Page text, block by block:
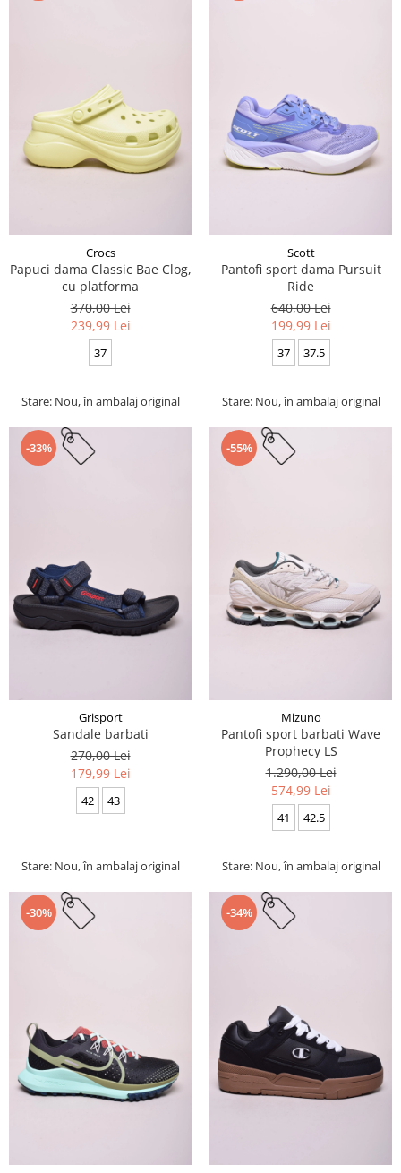
Crocs
Papuci dama Classic Bae Clog,
cu platforma
370,00 Lei
239,99 Lei
37
Stare: Nou, în ambalaj original
Scott
Pantofi sport dama Pursuit
Ride
640,00 Lei
199,99 Lei
37 37.5
Stare: Nou, în ambalaj original
-33%
Grisport
Sandale barbati
270,00 Lei
179,99 Lei
42 43
Stare: Nou, în ambalaj original
-55%
Mizuno
Pantofi sport barbati Wave
Prophecy LS
1.290,00 Lei
574,99 Lei
41 42.5
Stare: Nou, în ambalaj original
-30% -34%